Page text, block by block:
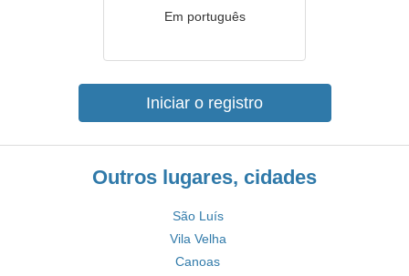
Em português
Iniciar o registro
Outros lugares, cidades
São Luís
Vila Velha
Canoas